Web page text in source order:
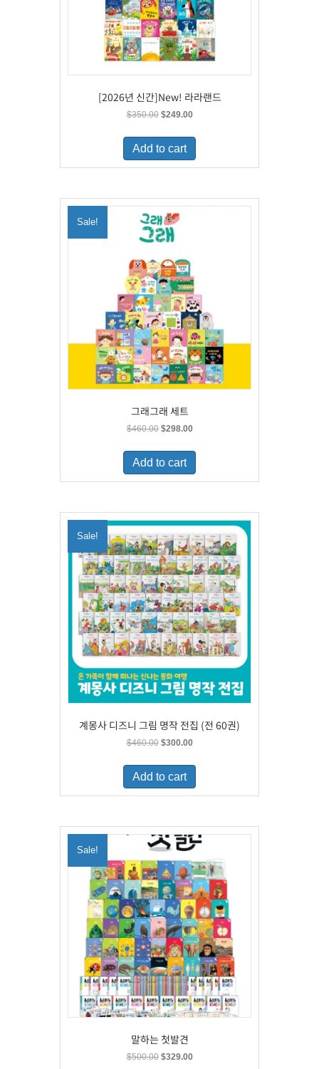
[2026년 신간]New! 라라랜드
$350.00 Original
was:
$350.00.
$249.00Current
is:
Add to cart
Sale!
그래그래 세트
$460.00 Original
was:
$460.00.
$298.00Current
is:
Add to cart
Sale!
계몽사 디즈니 그림 명작 전집 (전 60권)
$460.00 Original
was:
$460.00.
$300.00Current
is:
Add to cart
Sale!
말하는 첫발견
$500.00 Original
$329.00Current